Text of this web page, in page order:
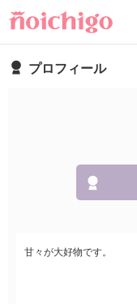
プロフィール
甘々が大好物です。